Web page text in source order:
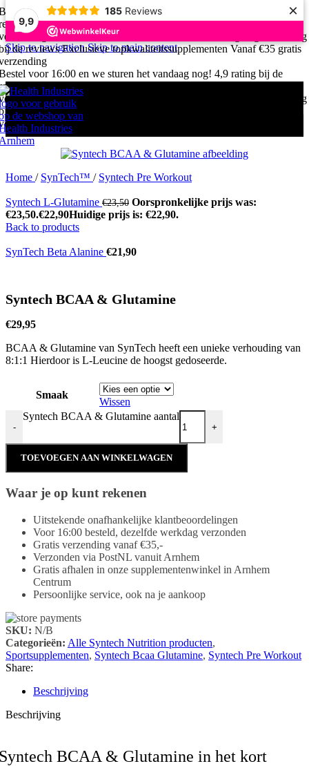
9,9
185 Reviews ×
Skip to navigationSkip to main content
voor 16:00 en we sturen het vandaag nog!
Exclusieve topkwaliteitssupplementenVanaf €35 gratis
Bestel voor 16:00 en we sturen het vandaag nog!
4,9 rating
de reviewsExclusieve topkwaliteitssupplementenVanaf €35 gratis
voor 16:00 en we sturen het vandaag nog! 4,9 rating bij de
Exclusieve topkwaliteitssupplementen
Bestel voor 16:00 en we sturen het vandaag nog!
4,9 rating
de reviewsExclusieve topkwaliteitssupplementen
Home / SynTech™ / Syntech Pre Workout
Syntech L-Glutamine €23,50 Oorspronkelijke prijs was:
€23,50.€22,90Huidige prijs is: €22,90.
Back to products
SynTech Beta Alanine €21,90
Syntech BCAA & Glutamine
€29,95
BCAA & Glutamine van SynTech heeft een unieke verhouding van
8:1:1 Hierdoor is L-Leucine de hoogst gedoseerde.
Smaak
Wissen
-
Syntech BCAA & Glutamine aantal
+
TOEVOEGEN AAN WINKELWAGEN
Waar je op kunt rekenen
Uitstekende onafhankelijke klantbeoordelingen
Voor 16:00 besteld, dezelfde werkdag verzonden
Gratis verzending vanaf €35,-
Verzonden via PostNL vanuit Arnhem
Gratis afhalen in onze supplementenwinkel in Arnhem
Centrum
Persoonlijke service, ook na je aankoop
SKU: N/B
Categorieën: Alle Syntech Nutrition producten,
Sportsupplementen, Syntech Bcaa Glutamine, Syntech Pre Workout
Share:
Beschrijving
Beschrijving
BCAA & Glutamine in het kort